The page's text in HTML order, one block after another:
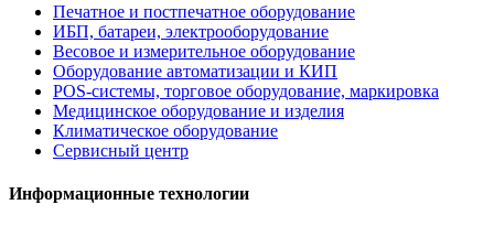
Печатное и постпечатное оборудование
ИБП, батареи, электрооборудование
Весовое и измерительное оборудование
Оборудование автоматизации и КИП
POS-системы, торговое оборудование, маркировка
Медицинское оборудование и изделия
Климатическое оборудование
Сервисный центр
Информационные технологии